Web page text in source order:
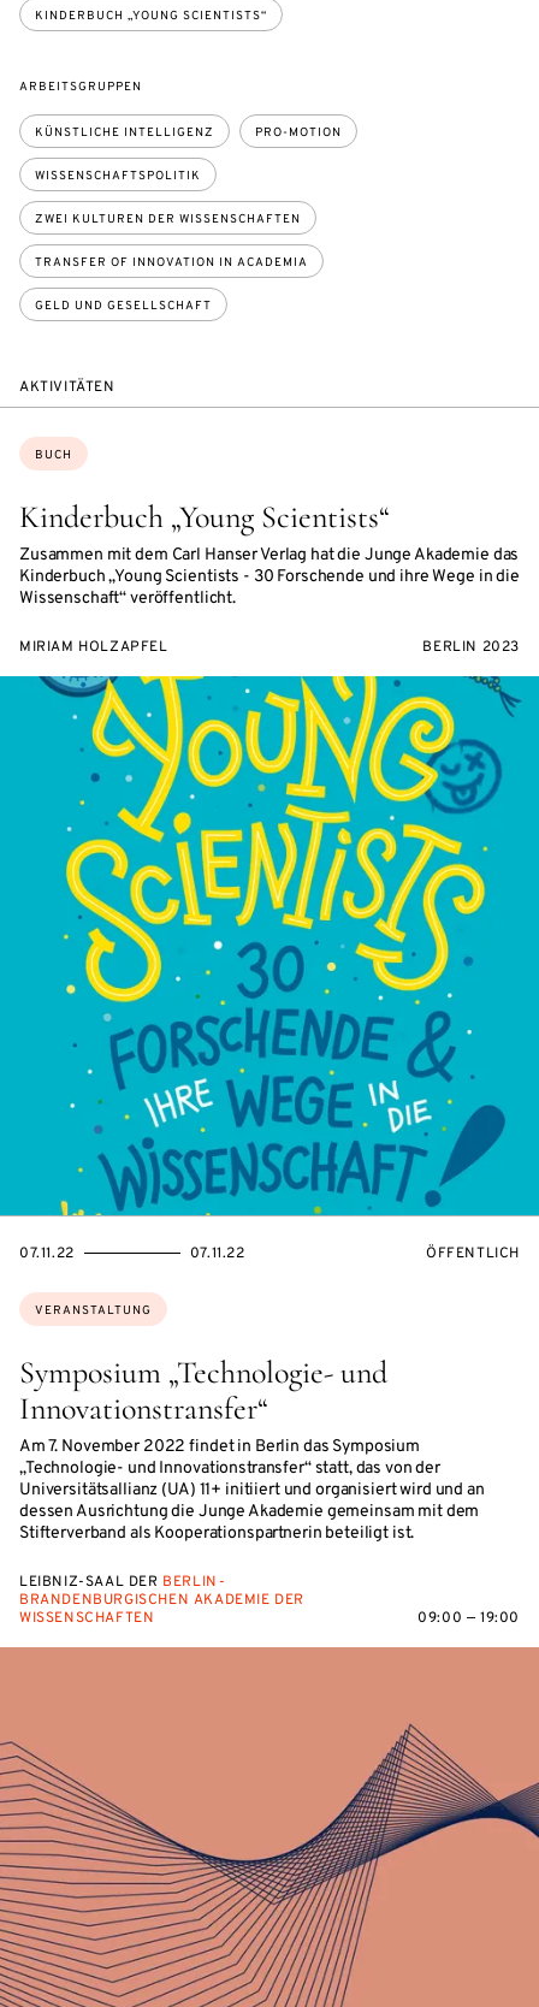
KINDERBUCH „YOUNG SCIENTISTS“
ARBEITSGRUPPEN
KÜNSTLICHE INTELLIGENZ PRO-MOTION
WISSENSCHAFTSPOLITIK
ZWEI KULTUREN DER WISSENSCHAFTEN
TRANSFER OF INNOVATION IN ACADEMIA
GELD UND GESELLSCHAFT
AKTIVITÄTEN
Kinderbuch „Young Scientists“
Zusammen mit dem Carl Hanser Verlag hat die Junge Akademie das
Kinderbuch „Young Scientists - 30 Forschende und ihre Wege in die
Wissenschaft“ veröffentlicht.
Themen:
BUCH
MIRIAM HOLZAPFEL BERLIN 2023
Symposium „Technologie- und
Innovationstransfer“
Am 7. November 2022 findet in Berlin das Symposium
„Technologie- und Innovationstransfer“ statt, das von der
Universitätsallianz (UA) 11+ initiiert und organisiert wird und an
dessen Ausrichtung die Junge Akademie gemeinsam mit dem
Stifterverband als Kooperationspartnerin beteiligt ist.
Themen:
VERANSTALTUNG
EVENTBEGINSON
07.11.22
EVENTENDSON 07.11.22 ÖFFENTLICH
LEIBNIZ-SAAL DER BERLIN-
BRANDENBURGISCHEN AKADEMIE DER
WISSENSCHAFTEN
09:00 — 19:00